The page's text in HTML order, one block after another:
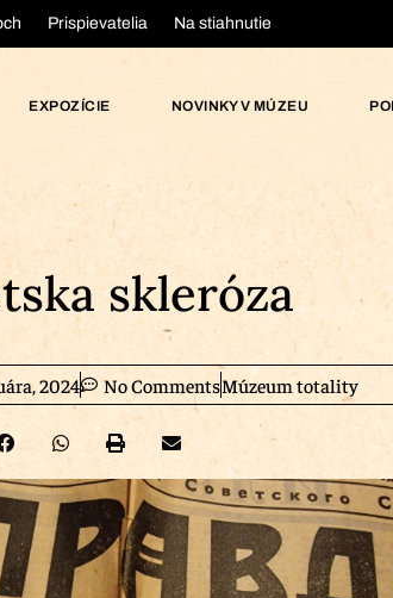
Prispievatelia Na stiahnutie
EXPOZÍCIE NOVINKY V MÚZEU
skleróza
2024 No CommentsMúzeum totality